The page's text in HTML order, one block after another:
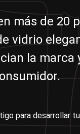
más de 20
vidrio
la marca
para desarrollar